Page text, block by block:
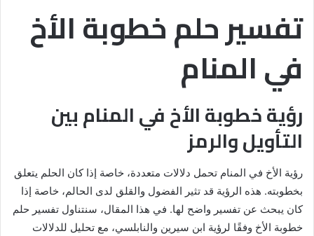
تفسير حلم خطوبة الأخ
في المنام
رؤية خطوبة الأخ في المنام بين
التأويل والرمز
رؤية الأخ في المنام تحمل دلالات متعددة، خاصة إذا كان الحلم يتعلق
بخطوبته. هذه الرؤية قد تثير الفضول والقلق لدى الحالم، خاصة إذا
كان يبحث عن تفسير واضح لها. في هذا المقال، سنتناول تفسير حلم
خطوبة الأخ وفقًا لرؤية ابن سيرين والنابلسي، مع تحليل للدلالات